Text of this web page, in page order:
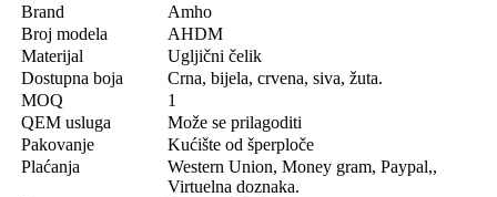
Brand
Amho
Broj modela
AHDM
Materijal
Ugljični čelik
Dostupna boja
Crna, bijela, crvena, siva, žuta.
MOQ
1
QEM usluga
Može se prilagoditi
Pakovanje
Kućište od šperploče
Plaćanja
Western Union, Money gram, Paypal,,
Virtuelna doznaka.